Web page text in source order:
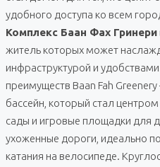
удобного доступа ко всем
Комплекс Баан Фах Гринери
житель которых может
инфраструктурой и
преимуществ Baan Fah
бассейн, который стал
сады и игровые площадки для
ухоженные дороги, идеально
катания на велосипеде.